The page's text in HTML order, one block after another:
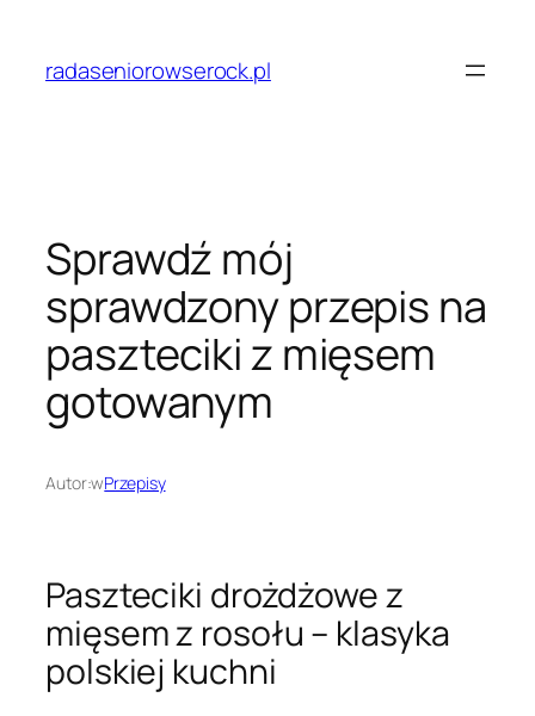
treściradaseniorowserock.pl
Sprawdź mój
sprawdzony przepis na
paszteciki z mięsem
gotowanym
Autor:wPrzepisy
Paszteciki drożdżowe z
mięsem z rosołu – klasyka
polskiej kuchni